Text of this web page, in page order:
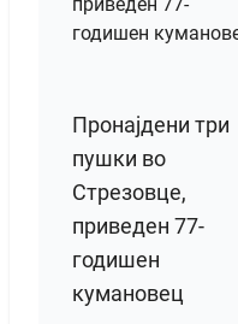
Пронајдени три
пушки во
Стрезовце,
приведен 77-
годишен
кумановец